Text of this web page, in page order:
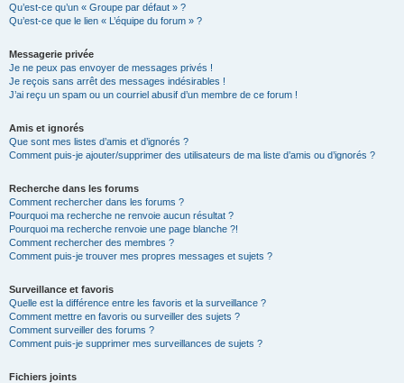
Qu’est-ce qu’un « Groupe par défaut » ?
Qu’est-ce que le lien « L’équipe du forum » ?
Messagerie privée
Je ne peux pas envoyer de messages privés !
Je reçois sans arrêt des messages indésirables !
J’ai reçu un spam ou un courriel abusif d’un membre de ce forum !
Amis et ignorés
Que sont mes listes d’amis et d’ignorés ?
Comment puis-je ajouter/supprimer des utilisateurs de ma liste d’amis ou d’ignorés ?
Recherche dans les forums
Comment rechercher dans les forums ?
Pourquoi ma recherche ne renvoie aucun résultat ?
Pourquoi ma recherche renvoie une page blanche ?!
Comment rechercher des membres ?
Comment puis-je trouver mes propres messages et sujets ?
Surveillance et favoris
Quelle est la différence entre les favoris et la surveillance ?
Comment mettre en favoris ou surveiller des sujets ?
Comment surveiller des forums ?
Comment puis-je supprimer mes surveillances de sujets ?
Fichiers joints